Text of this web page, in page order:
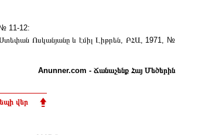
11-12:
Ոսկանյանը և էմիլ Լիթրեն, ԲՀԱ, 1971, №
Anunner.com - Ճանաչենք Հայ Մեծերին
վեր